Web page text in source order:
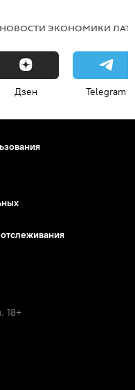
НОВОСТИ ЭКОНОМИКИ
Дзен Telegram
18+